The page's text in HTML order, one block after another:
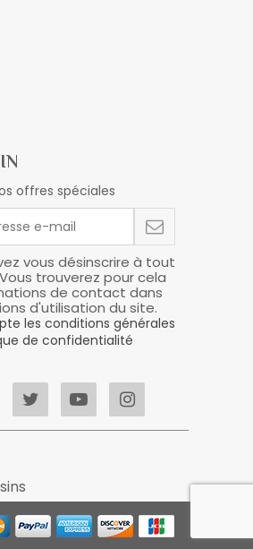
offres spéciales
vous désinscrire à tout
trouverez pour cela
de contact dans
d'utilisation du site.
les conditions générales
de confidentialité